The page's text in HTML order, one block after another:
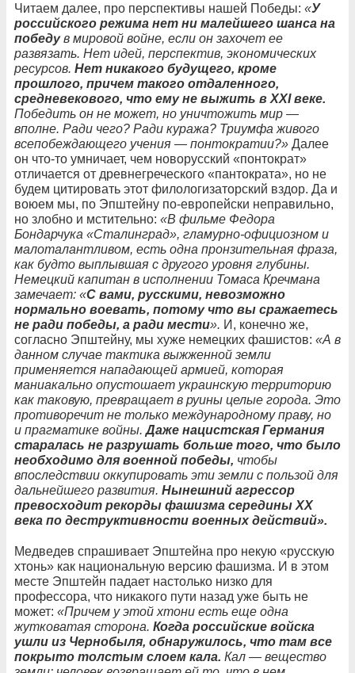
Читаем далее, про перспективы нашей Победы: «У
российского режима нет ни малейшего шанса на
победув мировой войне, если он захочет ее
развязать. Нет идей, перспектив, экономических
ресурсов. Нет никакого будущего, кроме
прошлого, причем такого отдаленного,
средневекового, что ему не выжить в XXI веке.
Победить он не может, но уничтожить мир —
вполне. Ради чего? Ради куража? Триумфа живого
всепобеждающего учения — понтократии?» Далее
он что-то умничает, чем новорусский «понтократ»
отличается от древнегреческого «пантократа», но не
будем цитировать этот филологизаторский вздор. Да и
воюем мы, по Эпштейну по-европейски неправильно,
но злобно и мстительно: «В фильме Федора
Бондарчука «Сталинград», гламурно-официозном и
малоталантливом, есть одна пронзительная фраза,
как будто выплывшая с другого уровня глубины.
Немецкий капитан в исполнении Томаса Кречмана
замечает: «С вами, русскими, невозможно
нормально воевать, потому что вы сражаетесь
не ради победы, а ради мести». И, конечно же,
согласно Эпштейну, мы хуже немецких фашистов: «А в
данном случае тактика выжженной земли
применяется нападающей армией, которая
маниакально опустошает украинскую территорию
как таковую, превращает в руины целые города. Это
противоречит не только международному праву, но
и прагматике войны.Даже нацистская Германия
старалась не разрушать больше того, что было
необходимо для военной победы, чтобы
впоследствии оккупировать эти земли с пользой для
дальнейшего развития. Нынешний агрессор
превосходит рекорды фашизма середины ХХ
века по деструктивности военных действий».
Медведев спрашивает Эпштейна про некую «русскую
хтонь» как национальную версию фашизма. И в этом
месте Эпштейн падает настолько низко для
профессора, что никакого пути назад уже быть не
может: «Причем у этой хтони есть еще одна
жутковатая сторона. Когда российские войска
ушли из Чернобыля, обнаружилось, что там все
покрыто толстым слоем кала. Кал — вещество